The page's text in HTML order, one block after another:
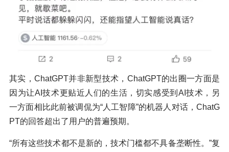
其实，ChatGPT并非新型技术，ChatGPT的出圈一方面是
因为让AI技术更贴近人们的生活，切实感受到AI技术，另
一方面相比此前被调侃为“人工智障”的机器人对话，ChatG
PT的回答超出了用户的普遍预期。
“所有这些技术都不是新的，技术门槛都不具备垄断性。”复